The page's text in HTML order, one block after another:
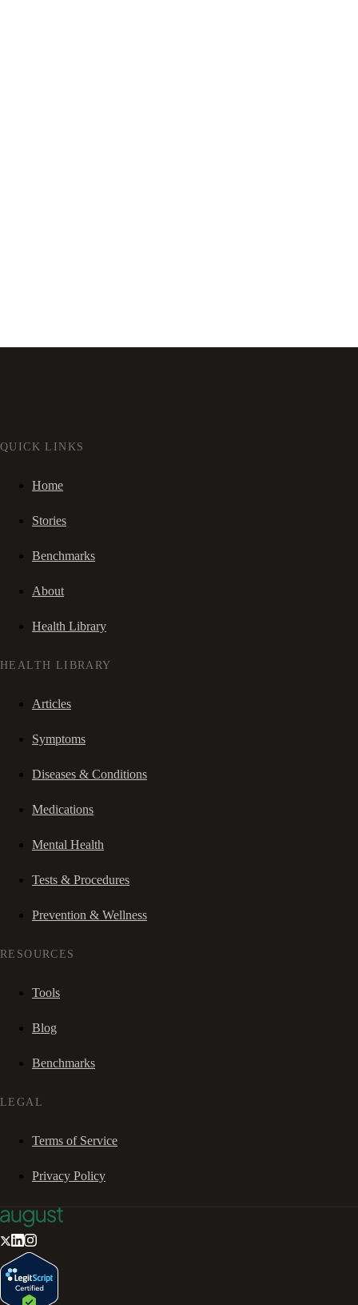
QUICK LINKS
Home
Stories
Benchmarks
About
Health Library
HEALTH LIBRARY
Articles
Symptoms
Diseases & Conditions
Medications
Mental Health
Tests & Procedures
Prevention & Wellness
RESOURCES
Tools
Blog
Benchmarks
LEGAL
Terms of Service
Privacy Policy